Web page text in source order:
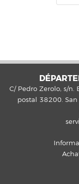
C/ Pedro Zerolo, s/
postal 38200. San